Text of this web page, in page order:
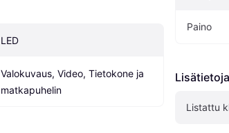
LED
Valokuvaus, Video, Tietokone ja
matkapuhelin
Paino
Lisätietoja
Listattu